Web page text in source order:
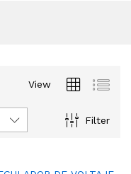
View
Filter